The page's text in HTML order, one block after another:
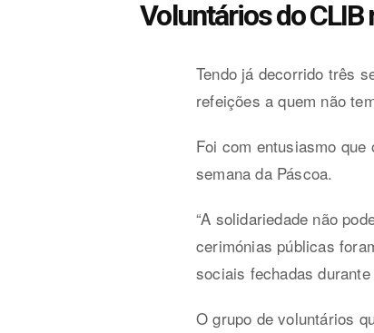
Voluntários do CLIB
Tendo já decorrido três
refeições a quem não
Foi com entusiasmo
semana da Páscoa.
“A solidariedade não
cerimónias públicas
sociais fechadas
O grupo de voluntários